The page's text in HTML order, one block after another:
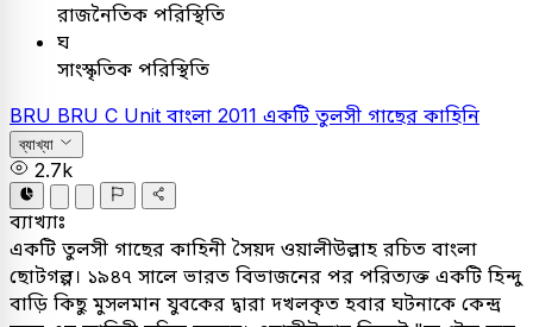
রাজনৈতিক পরিস্থিতি
ঘ
সাংস্কৃতিক পরিস্থিতি
BRU BRU C Unit বাংলা 2011 একটি তুলসী গাছের কাহিনি
ব্যাখ্যা
2.7k
ব্যাখ্যাঃ
একটি তুলসী গাছের কাহিনী সৈয়দ ওয়ালীউল্লাহ রচিত বাংলা
ছোটগল্প। ১৯৪৭ সালে ভারত বিভাজনের পর পরিত্যক্ত একটি হিন্দু
বাড়ি কিছু মুসলমান যুবকের দ্বারা দখলকৃত হবার ঘটনাকে কেন্দ্র